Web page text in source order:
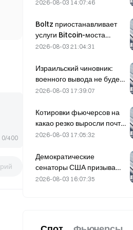
0/400
напряженности и
синхронный рост
макроэкономических
краткосрочный отскок
2026-08-03 14:07:46
Boltz приостанавливает
услуги Bitcoin-моста
бесконечно после атак с
2026-08-03 21:04:31
Израильский чиновник:
военного вывода не будет
до разоружения ХАМАС
2026-08-03 17:39:07
Котировки фьючерсов на
какао резко выросли почти
на 8% за день в прошлую
участников рынка
2026-08-03 17:05:32
Демократические
сенаторы США призывают
CFTC ограничить
2026-08-03 16:07:35